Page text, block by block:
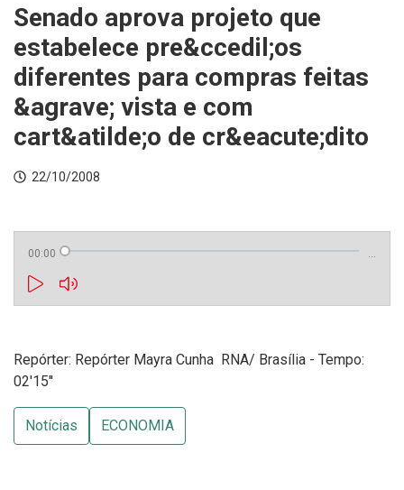
SERVIÇOS
INTEGRIDADE
Senado aprova projeto que
estabelece pre&ccedil;os
diferentes para compras feitas
&agrave; vista e com
cart&atilde;o de cr&eacute;dito
22/10/2008
00:00 …
Repórter: Repórter Mayra Cunha  RNA/ Brasília - Tempo:
02'15''
Notícias ECONOMIA